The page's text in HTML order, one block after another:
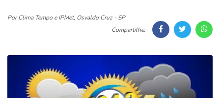
Por Clima Tempo e IPMet, Osvaldo Cruz - SP
Compartilhe: